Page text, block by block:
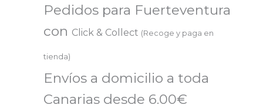
Pedidos para Fuerteventura
con Click & Collect (Recoge y paga en
tienda)
Envíos a domicilio a toda
Canarias desde 6.00€